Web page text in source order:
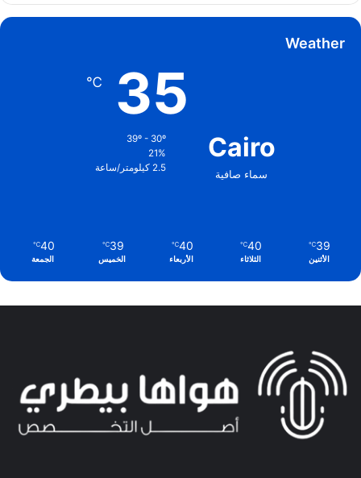
Weather
Cairo
سماء صافية
35
℃
39º - 30º
21%
2.5 كيلومتر/ساعة
39
℃
الأثنين
40
℃
الثلاثاء
40
℃
الأربعاء
39
℃
الخميس
40
℃
الجمعة